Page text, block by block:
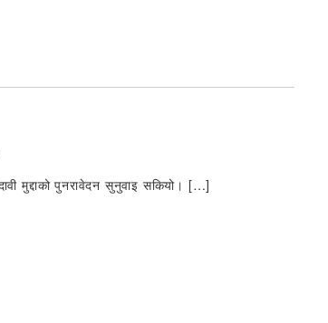
मुद्दाको पुनरावेदन सुनुवाइ सकियो। […]